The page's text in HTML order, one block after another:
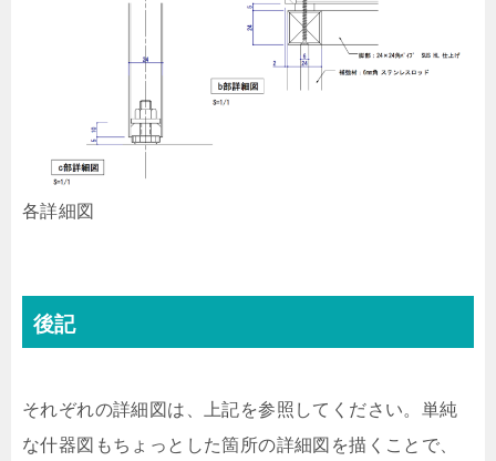
各詳細図
後記
それぞれの詳細図は、上記を参照してください。単純
な什器図もちょっとした箇所の詳細図を描くことで、